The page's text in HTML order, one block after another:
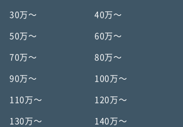
30万〜 40万〜
50万〜 60万〜
70万〜 80万〜
90万〜 100万〜
110万〜 120万〜
130万〜 140万〜